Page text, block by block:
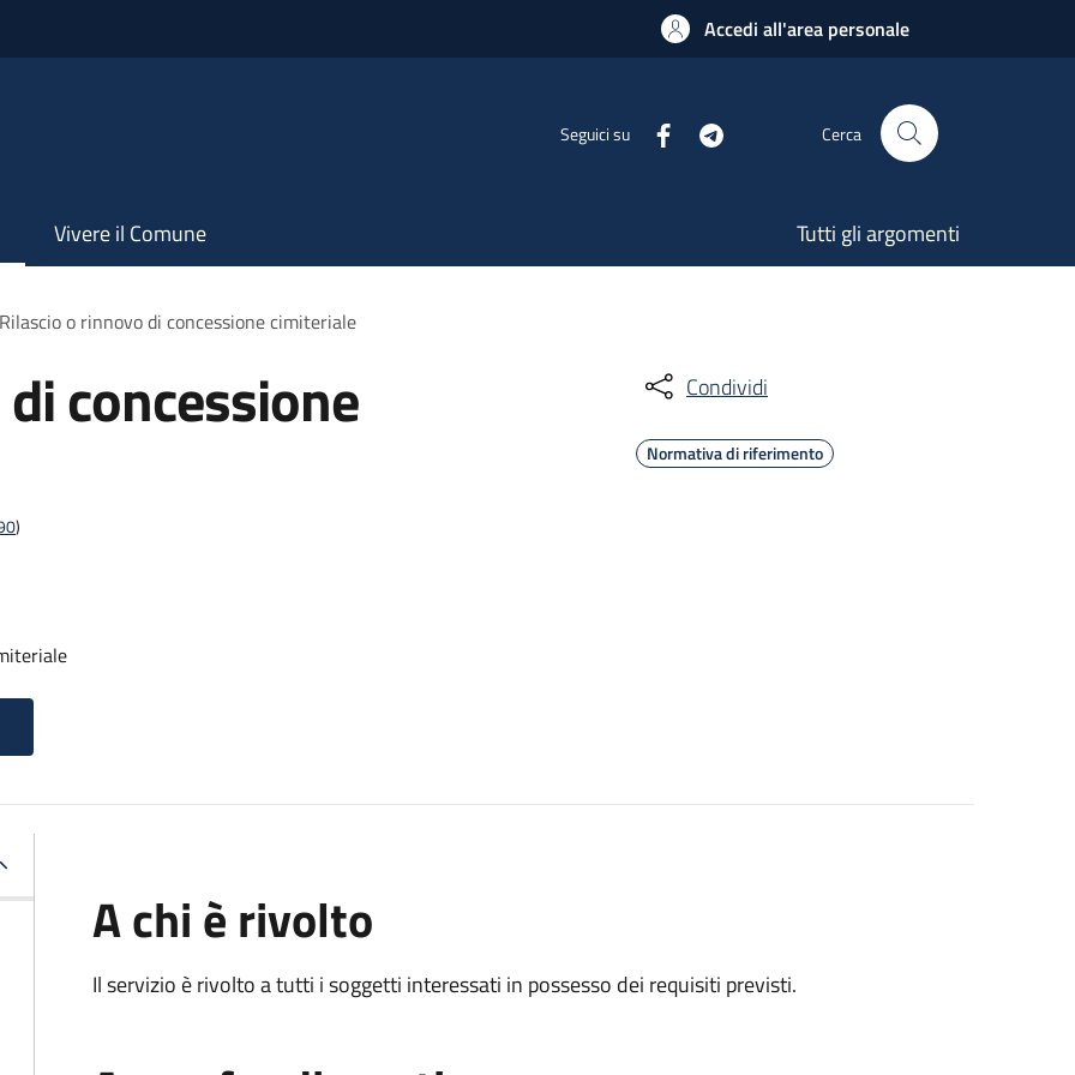
Accedi all'area personale
Seguici su Cerca
Vivere il Comune Tutti gli argomenti
Rilascio o rinnovo di concessione cimiteriale
concessione
)
Condividi
Normativa di riferimento
A chi è rivolto
Il servizio è rivolto a tutti i soggetti interessati in possesso dei requisiti previsti.